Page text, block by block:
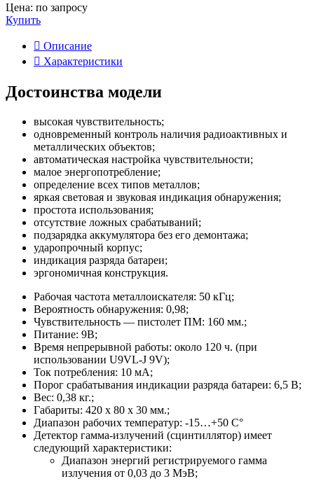
Цена: по запросу
Купить
Описание
Характеристики
Достоинства модели
высокая чувствительность;
одновременный контроль наличия радиоактивных и
металлических объектов;
автоматическая настройка чувствительности;
малое энергопотребление;
определение всех типов металлов;
яркая световая и звуковая индикация обнаружения;
простота использования;
отсутствие ложных срабатываний;
подзарядка аккумулятора без его демонтажа;
ударопрочный корпус;
индикация разряда батареи;
эргономичная конструкция.
Рабочая частота металлоискателя: 50 кГц;
Вероятность обнаружения: 0,98;
Чувствительность — пистолет ПМ: 160 мм.;
Питание: 9В;
Время непрерывной работы: около 120 ч. (при
использовании U9VL-J 9V);
Ток потребления: 10 мА;
Порог срабатывания индикации разряда батареи: 6,5 В;
Вес: 0,38 кг.;
Габариты: 420 х 80 х 30 мм.;
Диапазон рабочих температур: -15…+50 С°
Детектор гамма-излучений (сцинтиллятор) имеет
следующий характеристики:
Диапазон энергий регистрируемого гамма
излучения от 0,03 до 3 МэВ;